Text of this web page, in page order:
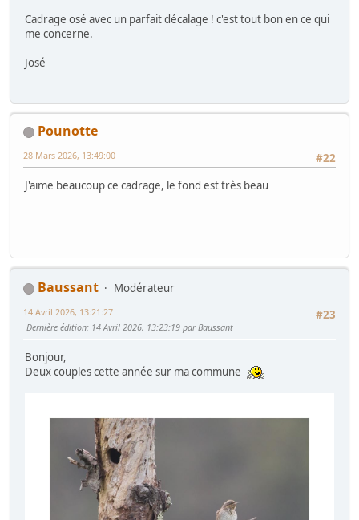
Cadrage osé avec un parfait décalage ! c'est tout bon en ce qui
me concerne.
José
Pounotte
#22
28 Mars 2026, 13:49:00
J'aime beaucoup ce cadrage, le fond est très beau
Baussant
Modérateur
#23
14 Avril 2026, 13:21:27
Dernière édition: 14 Avril 2026, 13:23:19 par Baussant
Bonjour,
Deux couples cette année sur ma commune